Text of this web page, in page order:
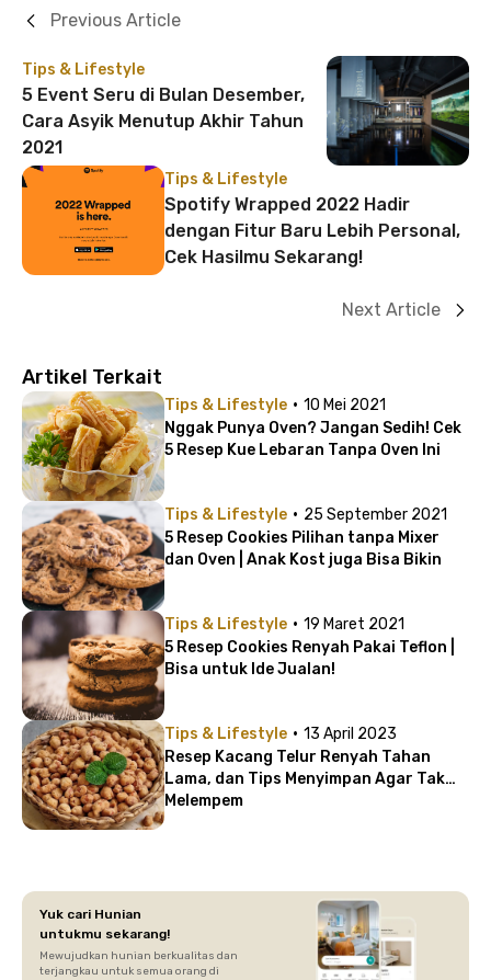
Tips & Lifestyle
5 Event Seru di Bulan Desember,
Cara Asyik Menutup Akhir Tahun
2021
Previous Article
Tips & Lifestyle
Spotify Wrapped 2022 Hadir
dengan Fitur Baru Lebih Personal,
Cek Hasilmu Sekarang!
Next Article
Artikel Terkait
Tips & Lifestyle · 10 Mei 2021
Nggak Punya Oven? Jangan Sedih! Cek
5 Resep Kue Lebaran Tanpa Oven Ini
Tips & Lifestyle · 25 September 2021
5 Resep Cookies Pilihan tanpa Mixer
dan Oven | Anak Kost juga Bisa Bikin
Tips & Lifestyle · 19 Maret 2021
5 Resep Cookies Renyah Pakai Teflon |
Bisa untuk Ide Jualan!
Tips & Lifestyle · 13 April 2023
Resep Kacang Telur Renyah Tahan
Lama, dan Tips Menyimpan Agar Tak
Melempem
Yuk cari Hunian
untukmu sekarang!
Mewujudkan hunian berkualitas dan
terjangkau untuk semua orang di